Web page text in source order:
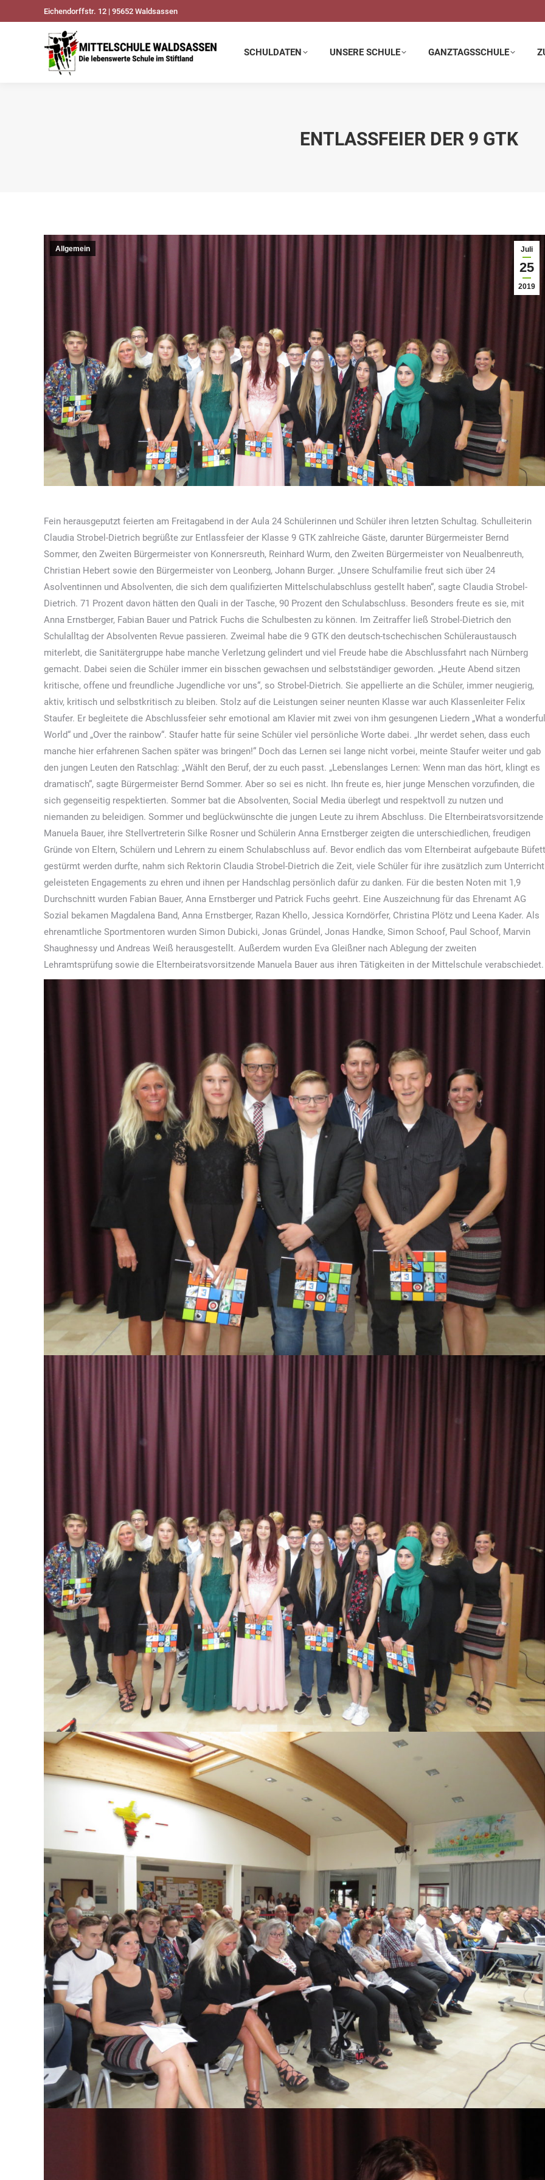
Eichendorffstr. 12 | 95652 Waldsassen
SCHULDATEN UNSERE SCHULE GANZTAGSSCHULE
ENTLASSFEIER DER 9 GTK
Juli
25
2019
Allgemein
Fein herausgeputzt feierten am Freitagabend in der Aula 24 Schülerinnen und Schüler ihren letzten Schultag. Schulleiterin
Claudia Strobel-Dietrich begrüßte zur Entlassfeier der Klasse 9 GTK zahlreiche Gäste, darunter Bürgermeister Bernd
Sommer, den Zweiten Bürgermeister von Konnersreuth, Reinhard Wurm, den Zweiten Bürgermeister von Neualbenreuth,
Christian Hebert sowie den Bürgermeister von Leonberg, Johann Burger. „Unsere Schulfamilie freut sich über 24
Asolventinnen und Absolventen, die sich dem qualifizierten Mittelschulabschluss gestellt haben“, sagte Claudia Strobel-
Dietrich. 71 Prozent davon hätten den Quali in der Tasche, 90 Prozent den Schulabschluss. Besonders freute es sie, mit
Anna Ernstberger, Fabian Bauer und Patrick Fuchs die Schulbesten zu können. Im Zeitraffer ließ Strobel-Dietrich den
Schulalltag der Absolventen Revue passieren. Zweimal habe die 9 GTK den deutsch-tschechischen Schüleraustausch
miterlebt, die Sanitätergruppe habe manche Verletzung gelindert und viel Freude habe die Abschlussfahrt nach Nürnberg
gemacht. Dabei seien die Schüler immer ein bisschen gewachsen und selbstständiger geworden. „Heute Abend sitzen
kritische, offene und freundliche Jugendliche vor uns“, so Strobel-Dietrich. Sie appellierte an die Schüler, immer neugierig,
aktiv, kritisch und selbstkritisch zu bleiben. Stolz auf die Leistungen seiner neunten Klasse war auch Klassenleiter Felix
Staufer. Er begleitete die Abschlussfeier sehr emotional am Klavier mit zwei von ihm gesungenen Liedern „What a wonderful
World“ und „Over the rainbow“. Staufer hatte für seine Schüler viel persönliche Worte dabei. „Ihr werdet sehen, dass euch
manche hier erfahrenen Sachen später was bringen!“ Doch das Lernen sei lange nicht vorbei, meinte Staufer weiter und gab
den jungen Leuten den Ratschlag: „Wählt den Beruf, der zu euch passt. „Lebenslanges Lernen: Wenn man das hört, klingt es
dramatisch“, sagte Bürgermeister Bernd Sommer. Aber so sei es nicht. Ihn freute es, hier junge Menschen vorzufinden, die
sich gegenseitig respektierten. Sommer bat die Absolventen, Social Media überlegt und respektvoll zu nutzen und
niemanden zu beleidigen. Sommer und beglückwünschte die jungen Leute zu ihrem Abschluss. Die Elternbeiratsvorsitzende
Manuela Bauer, ihre Stellvertreterin Silke Rosner und Schülerin Anna Ernstberger zeigten die unterschiedlichen, freudigen
Gründe von Eltern, Schülern und Lehrern zu einem Schulabschluss auf. Bevor endlich das vom Elternbeirat aufgebaute Büfett
gestürmt werden durfte, nahm sich Rektorin Claudia Strobel-Dietrich die Zeit, viele Schüler für ihre zusätzlich zum Unterricht
geleisteten Engagements zu ehren und ihnen per Handschlag persönlich dafür zu danken. Für die besten Noten mit 1,9
Durchschnitt wurden Fabian Bauer, Anna Ernstberger und Patrick Fuchs geehrt. Eine Auszeichnung für das Ehrenamt AG
Sozial bekamen Magdalena Band, Anna Ernstberger, Razan Khello, Jessica Korndörfer, Christina Plötz und Leena Kader. Als
ehrenamtliche Sportmentoren wurden Simon Dubicki, Jonas Gründel, Jonas Handke, Simon Schoof, Paul Schoof, Marvin
Shaughnessy und Andreas Weiß herausgestellt. Außerdem wurden Eva Gleißner nach Ablegung der zweiten
Lehramtsprüfung sowie die Elternbeiratsvorsitzende Manuela Bauer aus ihren Tätigkeiten in der Mittelschule verabschiedet.